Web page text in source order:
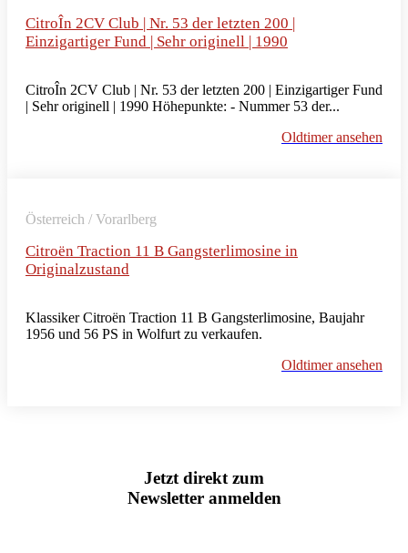
CitroÎn 2CV Club | Nr. 53 der letzten 200 |
Einzigartiger Fund | Sehr originell | 1990
CitroÎn 2CV Club | Nr. 53 der letzten 200 | Einzigartiger Fund
| Sehr originell | 1990 Höhepunkte: - Nummer 53 der...
Oldtimer ansehen
Österreich / Vorarlberg
Citroën Traction 11 B Gangsterlimosine in
Originalzustand
Klassiker Citroën Traction 11 B Gangsterlimosine, Baujahr
1956 und 56 PS in Wolfurt zu verkaufen.
Oldtimer ansehen
Jetzt direkt zum
Newsletter anmelden